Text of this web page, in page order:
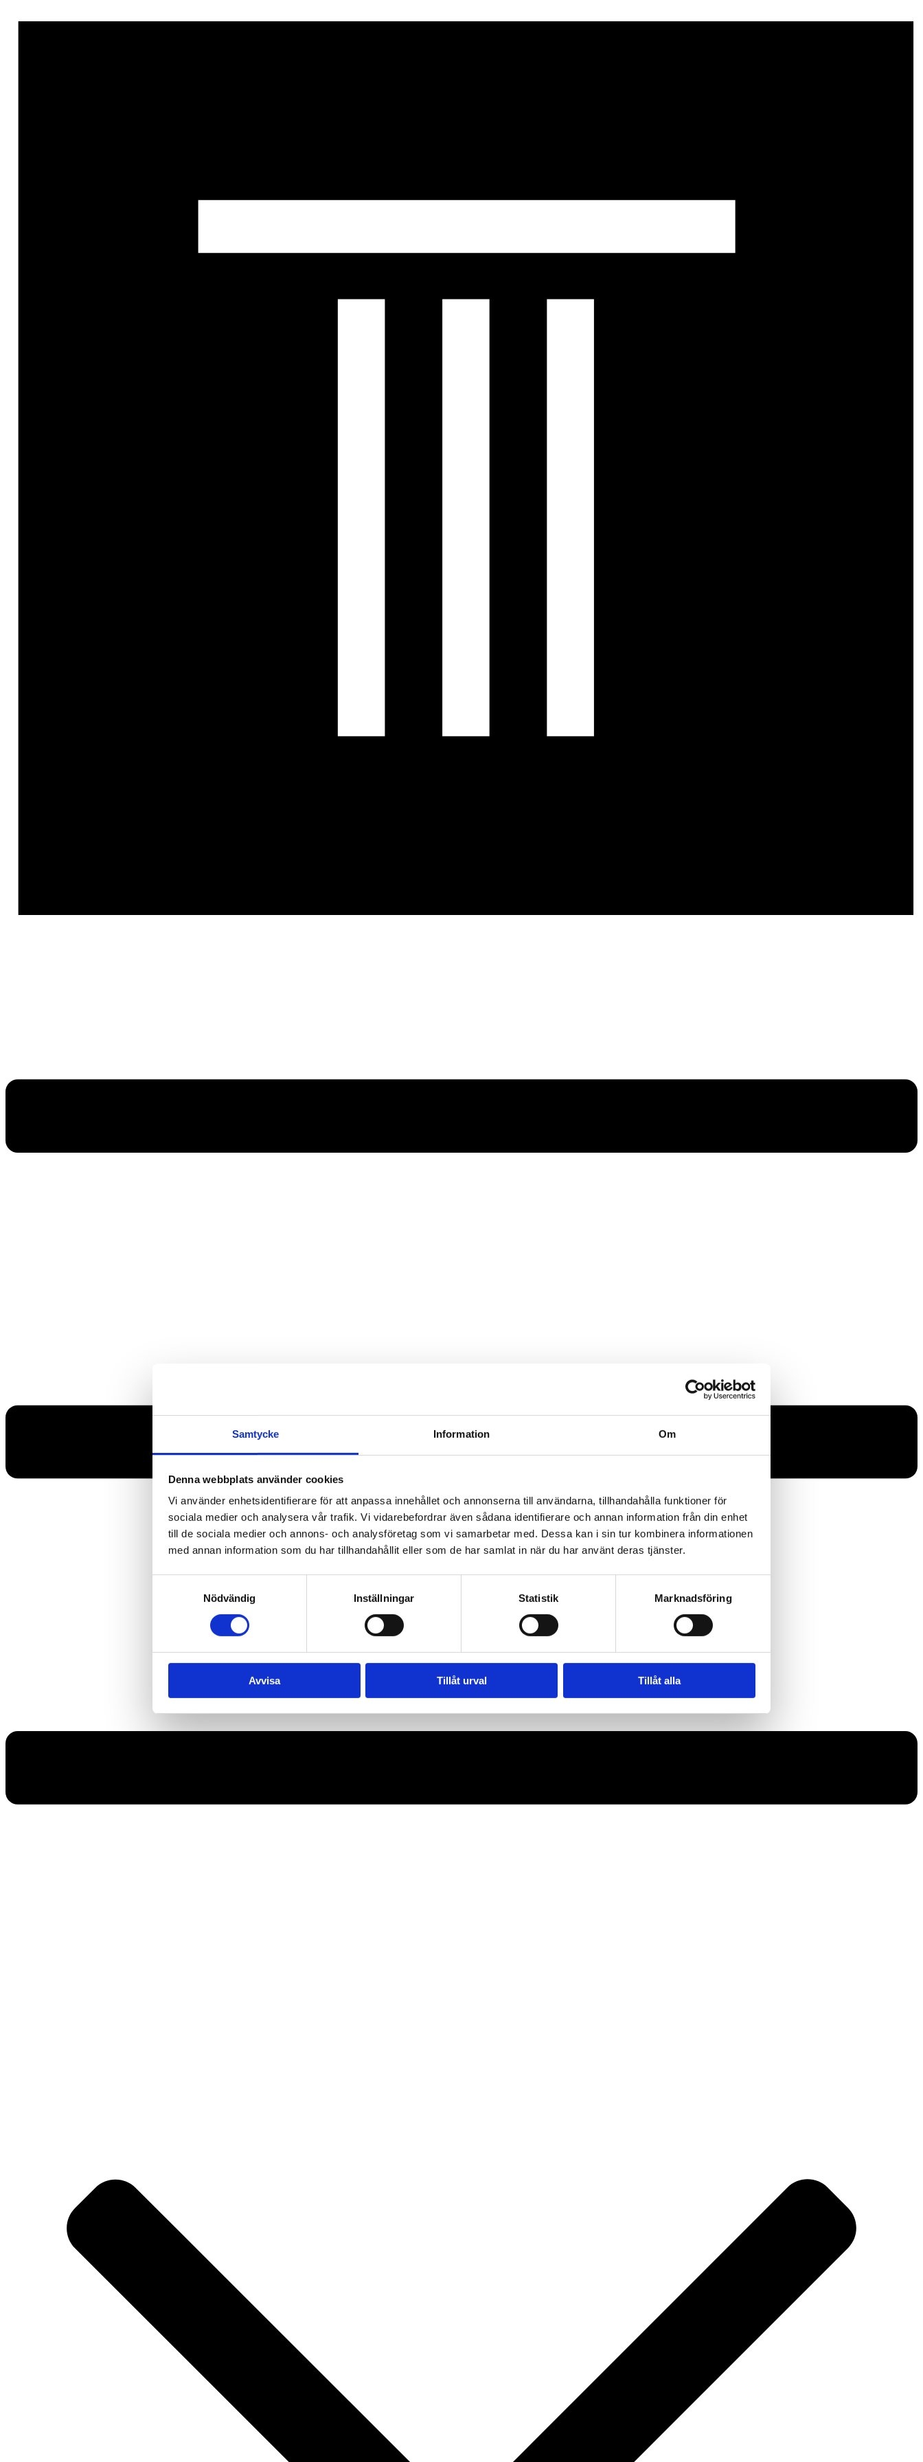
Samtycke Information Om
Denna webbplats använder cookies
Vi använder enhetsidentifierare för att anpassa innehållet och annonserna till användarna, tillhandahålla funktioner för
sociala medier och analysera vår trafik. Vi vidarebefordrar även sådana identifierare och annan information från din enhet
till de sociala medier och annons- och analysföretag som vi samarbetar med. Dessa kan i sin tur kombinera informationen
med annan information som du har tillhandahållit eller som de har samlat in när du har använt deras tjänster.
Nödvändig
Inställningar Statistik Marknadsföring
Avvisa Tillåt urval Tillåt alla